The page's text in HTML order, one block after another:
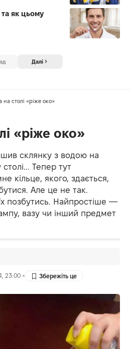
як цьому
Далі
на столі «ріже око»
«ріже око»
склянку з водою на
Тепер тут
кільце, якого, здається,
Але це не так.
позбутись. Найпростіше —
вазу чи інший предмет
23:00